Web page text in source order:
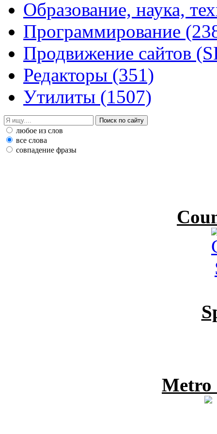
Образование, наука,
Программирование
Продвижение сайтов
Редакторы (351)
Утилиты (1507)
любое из слов
все слова
совпадение фразы
Metro